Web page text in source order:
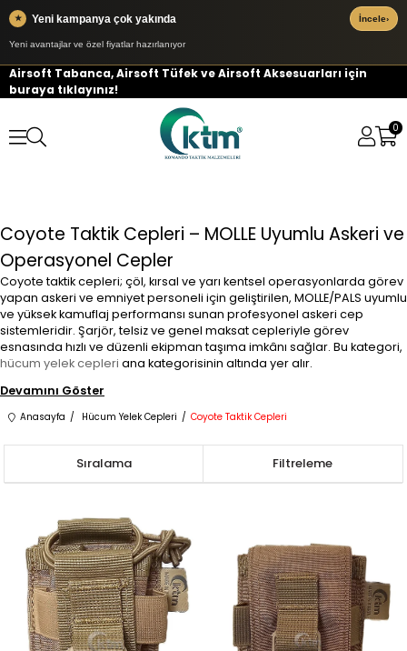
★ Yeni kampanya çok yakında
Yeni avantajlar ve özel fiyatlar hazırlanıyor
İncele›
Airsoft Tabanca, Airsoft Tüfek ve Airsoft Aksesuarları için
buraya tıklayınız!
0
Coyote Taktik Cepleri – MOLLE Uyumlu Askeri ve
Operasyonel Cepler
Coyote taktik cepleri; çöl, kırsal ve yarı kentsel operasyonlarda görev
yapan askeri ve emniyet personeli için geliştirilen, MOLLE/PALS uyumlu
ve yüksek kamuflaj performansı sunan profesyonel askeri cep
sistemleridir. Şarjör, telsiz ve genel maksat cepleriyle görev
esnasında hızlı ve düzenli ekipman taşıma imkânı sağlar. Bu kategori,
hücum yelek cepleri ana kategorisinin altında yer alır.
Devamını Göster
Anasayfa Hücum Yelek Cepleri Coyote Taktik Cepleri
Filtreleme
Sıralama